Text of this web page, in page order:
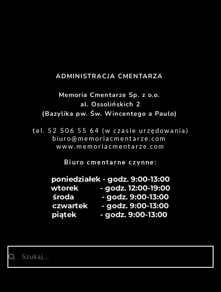
ADMINISTRACJA CMENTARZA
Memoria Cmentarze Sp. z o.o.
al. Ossolińskich 2
(Bazylika pw. Św. Wincentego a Paulo)
tel. 52 506 55 64 (w czasie urzędowania)
biuro@memoriacmentarze.com
www.memoriacmentarze.com
Biuro cmentarne czynne:
poniedziałek - godz. 9:00-13:00
wtorek           - godz. 12:00-19:00
środa              - godz. 9:00-13:00
czwartek       - godz. 9:00-13:00
piątek            - godz. 9:00-13:00